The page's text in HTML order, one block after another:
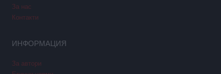
За нас
Контакти
ИНФОРМАЦИЯ
За автори